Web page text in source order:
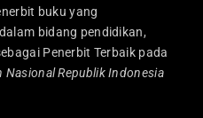
buku yang
bidang pendidikan,
Penerbit Terbaik pada
Nasional Republik Indonesia